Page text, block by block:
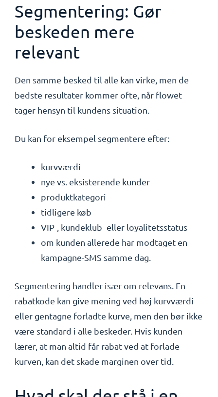
Segmentering: Gør
beskeden mere
relevant
Den samme besked til alle kan virke, men de
bedste resultater kommer ofte, når flowet
tager hensyn til kundens situation.
Du kan for eksempel segmentere efter:
kurvværdi
nye vs. eksisterende kunder
produktkategori
tidligere køb
VIP-, kundeklub- eller loyalitetsstatus
om kunden allerede har modtaget en
kampagne-SMS samme dag.
Segmentering handler især om relevans. En
rabatkode kan give mening ved høj kurvværdi
eller gentagne forladte kurve, men den bør ikke
være standard i alle beskeder. Hvis kunden
lærer, at man altid får rabat ved at forlade
kurven, kan det skade marginen over tid.